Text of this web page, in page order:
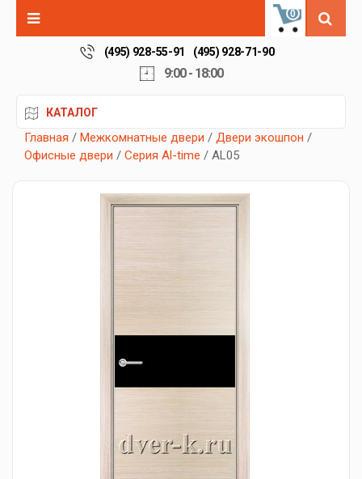
0
(495) 928-55-91 (495) 928-71-90
9:00 - 18:00
КАТАЛОГ
Главная / Межкомнатные двери / Двери экошпон /
Офисные двери / Серия Al-time / AL05